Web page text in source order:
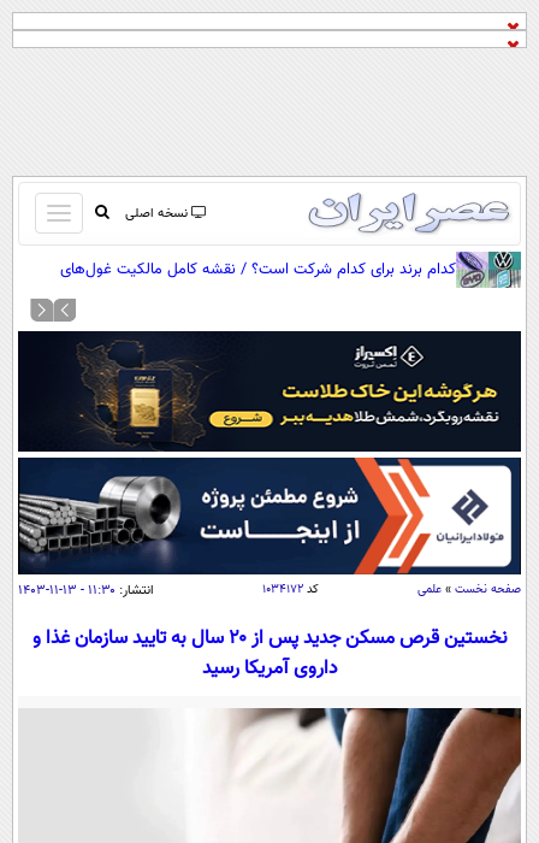
نسخه اصلی
باز
و
کردن
صفحه اول
آرشیو
نظرسنجی
آب و هوا
اوقات شرعی
سواد زندگی
اقتصاد
اقتصادی
خودرو
جامعه
اجتماعی
حوادث
سلامت
ورزشی
بین الملل
فرهنگ و هنر
کدام برند برای کدام شرکت است؟ / نقشه کامل مالکیت غول‌های
صفحه نخست » علمی کد ۱۰۳۴۱۷۲ انتشار: ۱۱:۳۰ - ۱۳-۱۱-۱۴۰۳
نخستین قرص مسکن جدید پس از ۲۰ سال به تایید سازمان غذا و
داروی آمریکا رسید